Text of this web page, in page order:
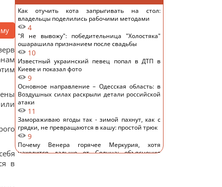
в
Как отучить кота запрыгивать на стол:
владельцы поделились рабочими методами
4
"Я не вывожу": победительница "Холостяка"
ошарашила признанием после свадьбы
10
Известный украинский певец попал в ДТП в
Киеве и показал фото
9
Основное направление – Одесская область: в
Воздушных силах раскрыли детали российской
атаки
11
Замораживаю ягоды так - зимой пахнут, как с
грядки, не превращаются в кашу: простой трюк
9
Почему Венера горячее Меркурия, хотя
находится дальше от Солнца: объяснение